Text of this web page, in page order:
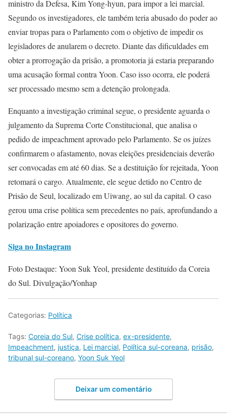
ministro da Defesa, Kim Yong-hyun, para impor a lei marcial.
Segundo os investigadores, ele também teria abusado do poder ao
enviar tropas para o Parlamento com o objetivo de impedir os
legisladores de anularem o decreto. Diante das dificuldades em
obter a prorrogação da prisão, a promotoria já estaria preparando
uma acusação formal contra Yoon. Caso isso ocorra, ele poderá
ser processado mesmo sem a detenção prolongada.
Enquanto a investigação criminal segue, o presidente aguarda o
julgamento da Suprema Corte Constitucional, que analisa o
pedido de impeachment aprovado pelo Parlamento. Se os juízes
confirmarem o afastamento, novas eleições presidenciais deverão
ser convocadas em até 60 dias. Se a destituição for rejeitada, Yoon
retomará o cargo. Atualmente, ele segue detido no Centro de
Prisão de Seul, localizado em Uiwang, ao sul da capital. O caso
gerou uma crise política sem precedentes no país, aprofundando a
polarização entre apoiadores e opositores do governo.
Siga no Instagram
Foto Destaque: Yoon Suk Yeol, presidente destituído da Coreia
do Sul. Divulgação/Yonhap
Categorias: Política
Tags: Coreia do Sul, Crise política, ex-presidente,
Impeachment, justiça, Lei marcial, Política sul-coreana, prisão,
tribunal sul-coreano, Yoon Suk Yeol
Deixar um comentário